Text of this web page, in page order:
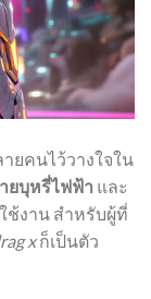
ยคนไว้วางใจใน
ยบุหรี่ไฟฟ้า และ
งาน สำหรับผู้ที่
xก็เป็นตัว